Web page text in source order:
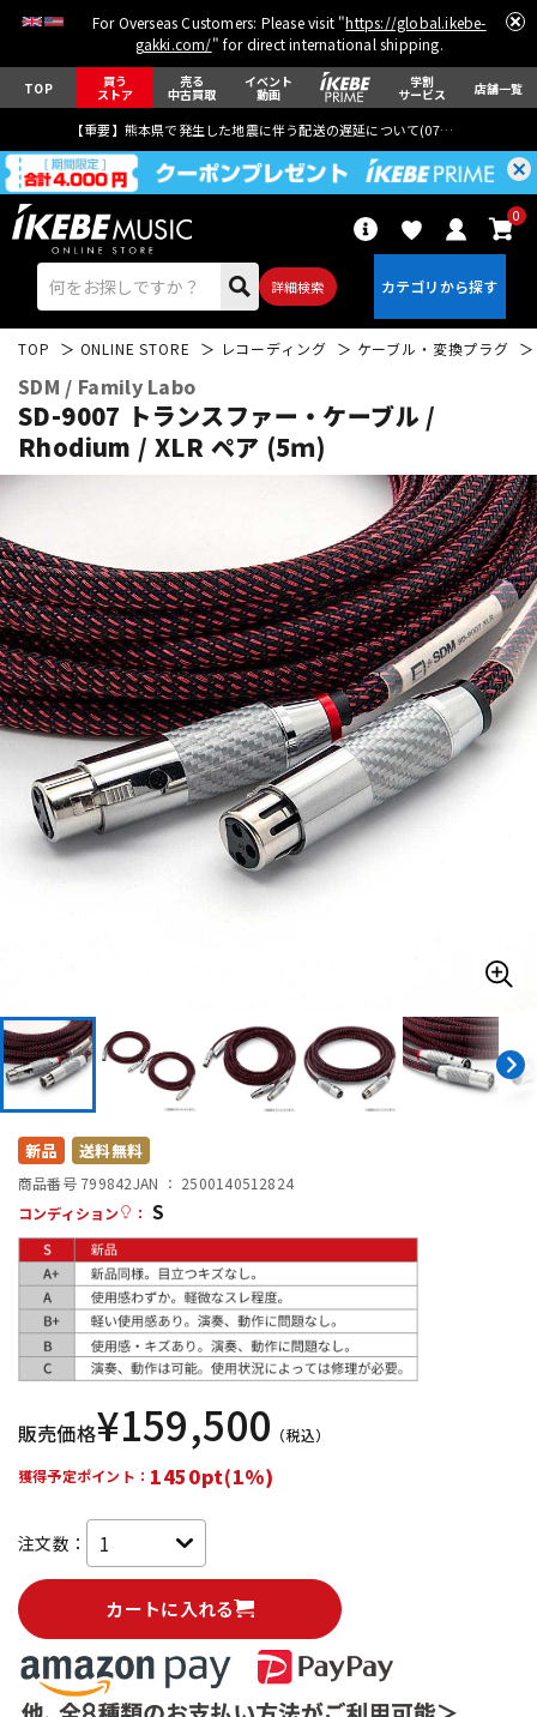
For Overseas Customers: Please visit "https://global.ikebe-
gakki.com/" for direct international shipping.
TOP 買う
ストア
売る
中古買取
イベント
動画
学割
サービス 店舗一覧
【重要】熊本県で発生した地震に伴う配送の遅延について(07月29日
詳細検索
0
アコギ/エレアコ
ベース ウクレレ
ドラム パーカッション
キーボード 電子ピアノ
管楽器 その他楽器
DTM オンライン納品 レコーディング機器
配信/ライブ機器
中古 ヴィンテージ
TOP ONLINE STORE レコーディング ケーブル・変換プラグ
SDM / Family Labo
SD-9007 トランスファー・ケーブル /
Rhodium / XLR ペア (5ｍ)
新品 送料無料
商品番号 799842JAN ： 2500140512824
コンディション
： S
販売価格¥159,500 （税込）
獲得予定ポイント： 1450pt(1%)
注文数：
カートに入れる